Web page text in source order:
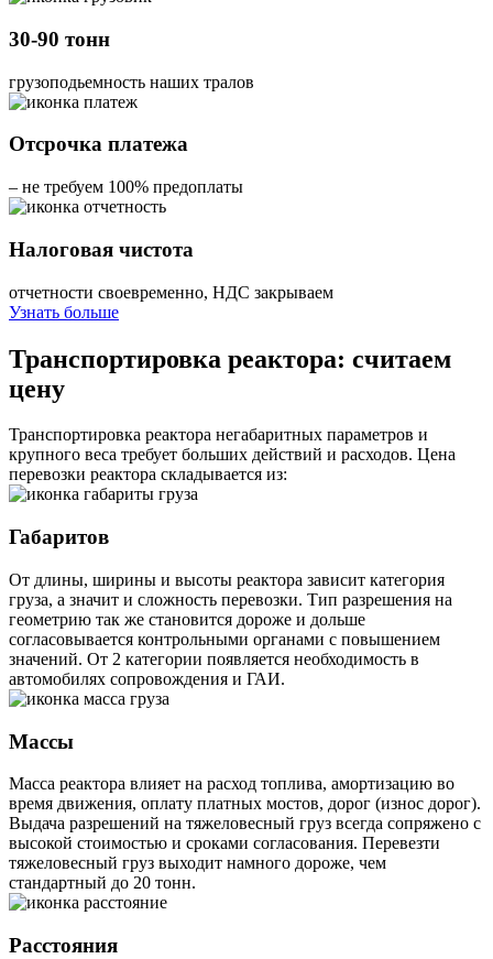
30-90 тонн
грузоподьемность наших тралов
Отсрочка платежа
– не требуем 100% предоплаты
Налоговая чистота
отчетности своевременно, НДС закрываем
Узнать больше
Транспортировка реактора: считаем
цену
Транспортировка реактора негабаритных параметров и
крупного веса требует больших действий и расходов. Цена
перевозки реактора складывается из:
Габаритов
От длины, ширины и высоты реактора зависит категория
груза, а значит и сложность перевозки. Тип разрешения на
геометрию так же становится дороже и дольше
согласовывается контрольными органами с повышением
значений. От 2 категории появляется необходимость в
автомобилях сопровождения и ГАИ.
Массы
Масса реактора влияет на расход топлива, амортизацию во
время движения, оплату платных мостов, дорог (износ дорог).
Выдача разрешений на тяжеловесный груз всегда сопряжено с
высокой стоимостью и сроками согласования. Перевезти
тяжеловесный груз выходит намного дороже, чем
стандартный до 20 тонн.
Расстояния